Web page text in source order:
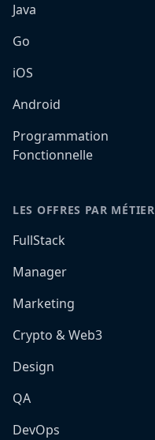
Java
Go
iOS
Android
Programmation
Fonctionnelle
LES OFFRES PAR MÉTIER
FullStack
Manager
Marketing
Crypto & Web3
Design
QA
DevOps